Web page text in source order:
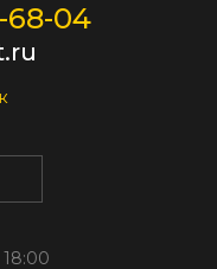
68-04